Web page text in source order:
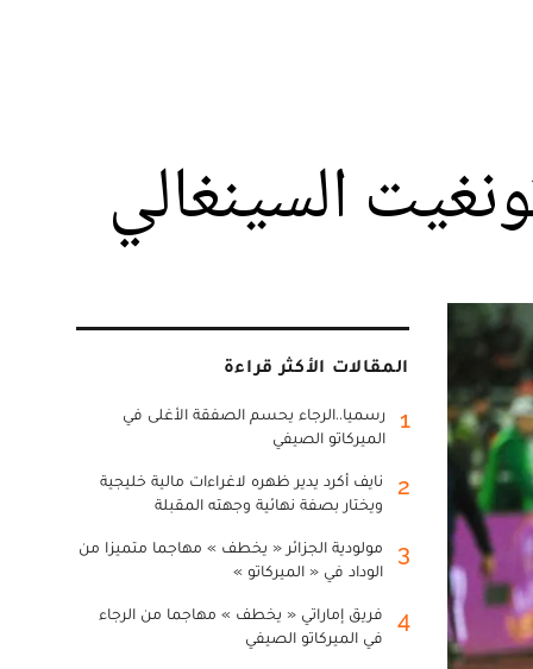
السينغالي
المقالات الأكثر قراءة
1
رسميا..الرجاء يحسم الصفقة الأغلى في
الميركاتو الصيفي
2
نايف أكرد يدير ظهره لاغراءات مالية خليجية
ويختار بصفة نهائية وجهته المقبلة
3
مولودية الجزائر « يخطف » مهاجما متميزا من
الوداد في « الميركاتو »
4
فريق إماراتي « يخطف » مهاجما من الرجاء
في الميركاتو الصيفي